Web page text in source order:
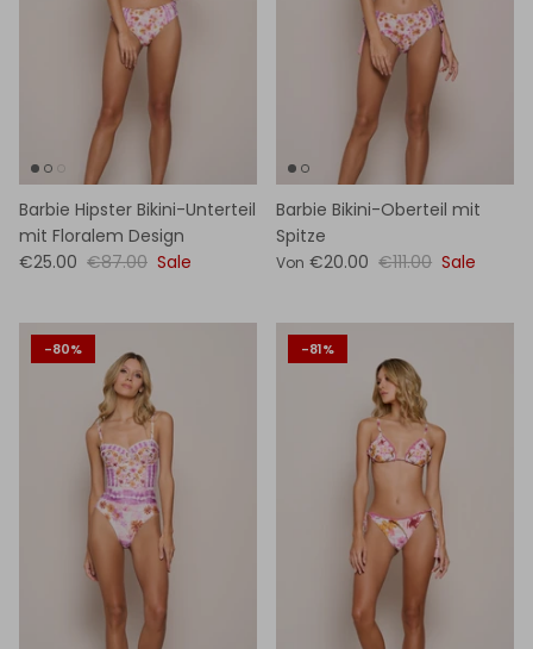
Barbie Hipster Bikini-Unterteil
mit Floralem Design
€25.00 €87.00 Sale
Barbie Bikini-Oberteil mit
Spitze
Von €20.00 €111.00 Sale
-80% -81%